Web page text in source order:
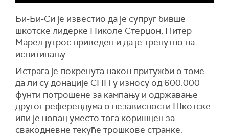
Би-Би-Си је известио да је супруг бивше
шкотске лидерке Николе Стерџон, Питер
Марел јутрос приведен и да је тренутно на
испитивању.
Истрага је покренута након притужби о томе
да ли су донације СНП у износу од 600.000
фунти потрошене за кампању и одржавање
другог референдума о независности Шкотске
или је новац уместо тога коришцен за
свакодневне текуће трошкове странке.